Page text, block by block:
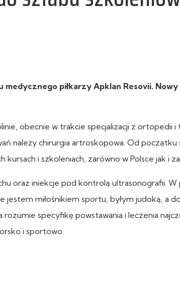
piłkarzy Apklan Resovii.
obecnie w trakcie specjalizacji z ortopedii i
należy chirurgia artroskopowa. Od początku
i szkoleniach, zarówno w Polsce jak i za
oraz iniekcje pod kontrolą ultrasonografii.
miłośnikiem sportu, byłym judoką, a
specyfikę powstawania i leczenia
i sportowo.